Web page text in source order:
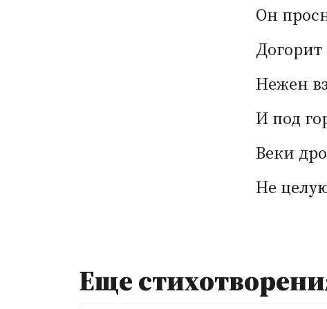
Он
Догорит
Нежен
И под
Веки
Не
Еще